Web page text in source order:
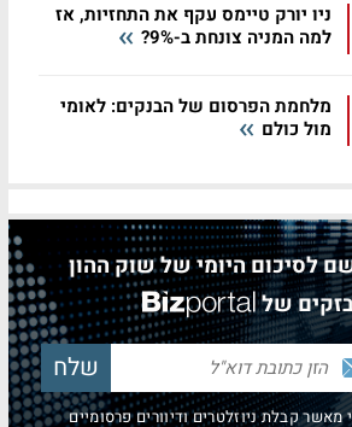
ניו יורק טיימס עקף את התחזיות, אז
למה המניה צונחת ב-9%?
מלחמת הפרסום של הבנקים: לאומי
מול כולם
לסיכום היומי של שוק ההון
של
מאשר קבלת ניוזלטרים ודיוורים פרסומיים